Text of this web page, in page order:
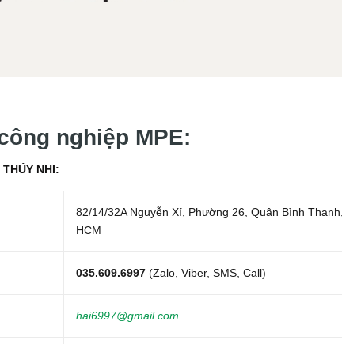
nghiệp MPE:
NHI:
82/14/32A Nguyễn Xí, Phường 26, Quận Bình
HCM
035.609.6997 (Zalo, Viber, SMS, Call)
hai6997@gmail.com